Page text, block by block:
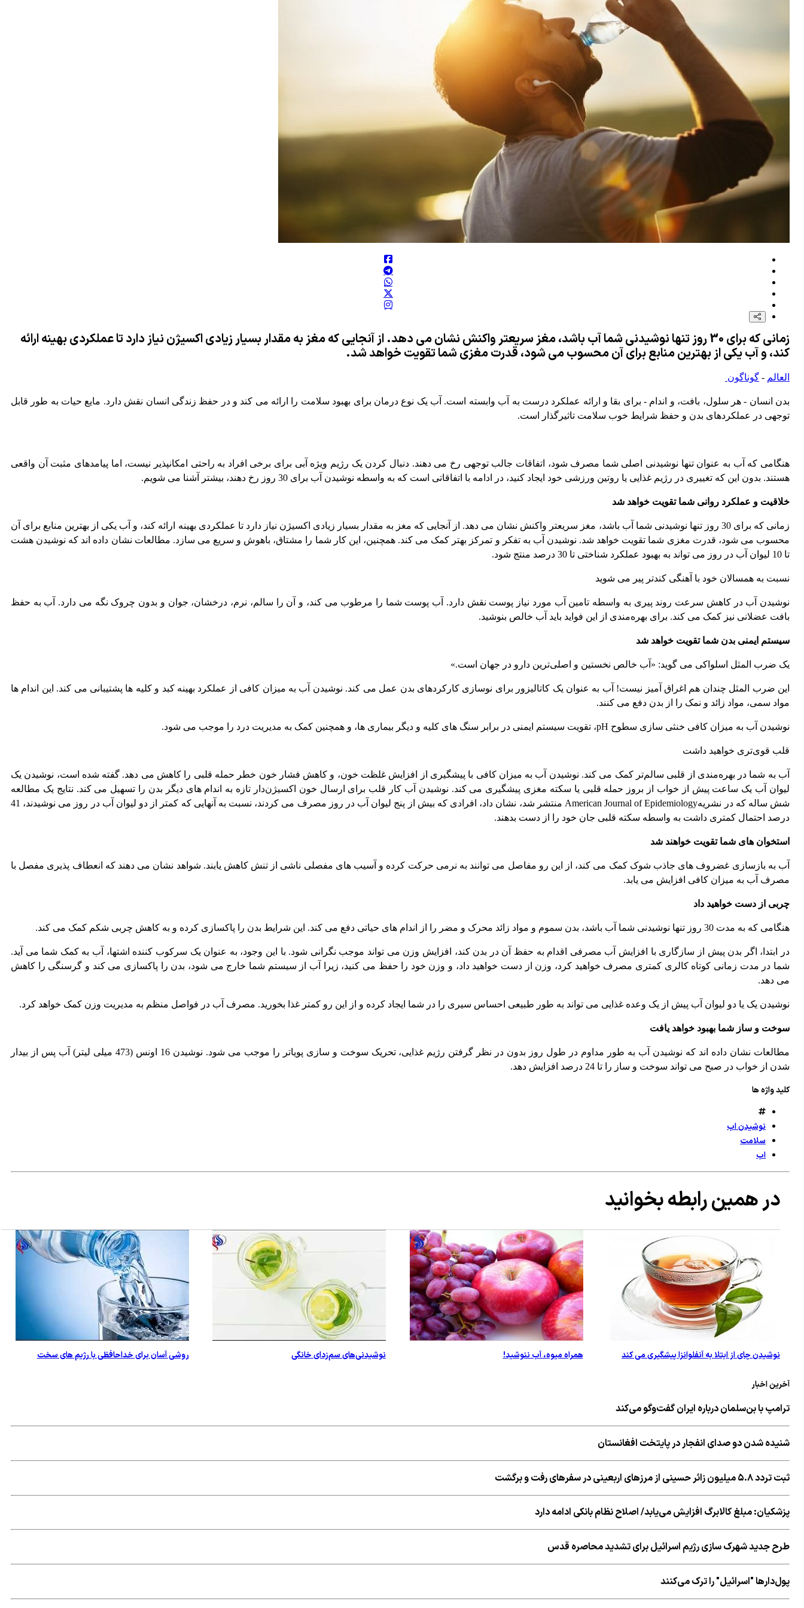
اعلام حمایت پاکستان از مذاکرات عمان درباره تنگه هرمز
زمانی که برای 30 روز تنها نوشیدنی شما آب باشد، مغز سریعتر واکنش نشان می دهد. از آنجایی که مغز به مقدار بسیار زیادی اکسیژن نیاز دارد تا عملکردی بهینه ارائه
کند، و آب یکی از بهترین منابع برای آن محسوب می شود، قدرت مغزی شما تقویت خواهد شد.
العالم - گوناگون
بدن انسان - هر سلول، بافت، و اندام - برای بقا و ارائه عملکرد درست به آب وابسته است. آب یک نوع درمان برای بهبود سلامت را ارائه می کند و در حفظ زندگی انسان نقش دارد. مایع حیات به طور قابل
توجهی در عملکردهای بدن و حفظ شرایط خوب سلامت تاثیرگذار است.
هنگامی که آب به عنوان تنها نوشیدنی اصلی شما مصرف شود، اتفاقات جالب توجهی رخ می دهند. دنبال کردن یک رژیم ویژه آبی برای برخی افراد به راحتی امکانپذیر نیست، اما پیامدهای مثبت آن واقعی
هستند. بدون این که تغییری در رژیم غذایی یا روتین ورزشی خود ایجاد کنید، در ادامه با اتفاقاتی است که به واسطه نوشیدن آب برای 30 روز رخ دهند، بیشتر آشنا می شویم.
خلاقیت و عملکرد روانی شما تقویت خواهد شد
زمانی که برای 30 روز تنها نوشیدنی شما آب باشد، مغز سریعتر واکنش نشان می دهد. از آنجایی که مغز به مقدار بسیار زیادی اکسیژن نیاز دارد تا عملکردی بهینه ارائه کند، و آب یکی از بهترین منابع برای آن
محسوب می شود، قدرت مغزی شما تقویت خواهد شد. نوشیدن آب به تفکر و تمرکز بهتر کمک می کند. همچنین، این کار شما را مشتاق، باهوش و سریع می سازد. مطالعات نشان داده اند که نوشیدن هشت
تا 10 لیوان آب در روز می تواند به بهبود عملکرد شناختی تا 30 درصد منتج شود.
نسبت به همسالان خود با آهنگی کندتر پیر می شوید
نوشیدن آب در کاهش سرعت روند پیری به واسطه تامین آب مورد نیاز پوست نقش دارد. آب پوست شما را مرطوب می کند، و آن را سالم، نرم، درخشان، جوان و بدون چروک نگه می دارد. آب به حفظ
بافت عضلانی نیز کمک می کند. برای بهره‌مندی از این فواید باید آب خالص بنوشید.
سیستم ایمنی بدن شما تقویت خواهد شد
یک ضرب المثل اسلواکی می گوید: «آب خالص نخستین و اصلی‌ترین دارو در جهان است.»
این ضرب المثل چندان هم اغراق آمیز نیست! آب به عنوان یک کاتالیزور برای نوسازی کارکردهای بدن عمل می کند. نوشیدن آب به میزان کافی از عملکرد بهینه کبد و کلیه ها پشتیبانی می کند. این اندام ها
مواد سمی، مواد زائد و نمک را از بدن دفع می کنند.
نوشیدن آب به میزان کافی خنثی سازی سطوح pH، تقویت سیستم ایمنی در برابر سنگ های کلیه و دیگر بیماری ها، و همچنین کمک به مدیریت درد را موجب می شود.
قلب قوی‌تری خواهید داشت
آب به شما در بهره‌مندی از قلبی سالم‌تر کمک می کند. نوشیدن آب به میزان کافی با پیشگیری از افزایش غلظت خون، و کاهش فشار خون خطر حمله قلبی را کاهش می دهد. گفته شده است، نوشیدن یک
لیوان آب یک ساعت پیش از خواب از بروز حمله قلبی یا سکته مغزی پیشگیری می کند. نوشیدن آب کار قلب برای ارسال خون اکسیژن‌دار تازه به اندام های دیگر بدن را تسهیل می کند. نتایج یک مطالعه
شش ساله که در نشریهAmerican Journal of Epidemiology منتشر شد، نشان داد، افرادی که بیش از پنج لیوان آب در روز مصرف می کردند، نسبت به آنهایی که کمتر از دو لیوان آب در روز می نوشیدند، 41
درصد احتمال کمتری داشت به واسطه سکته قلبی جان خود را از دست بدهند.
استخوان های شما تقویت خواهند شد
آب به بازسازی غضروف های جاذب شوک کمک می کند، از این رو مفاصل می توانند به نرمی حرکت کرده و آسیب های مفصلی ناشی از تنش کاهش یابند. شواهد نشان می دهند که انعطاف پذیری مفصل با
مصرف آب به میزان کافی افزایش می یابد.
چربی از دست خواهید داد
هنگامی که به مدت 30 روز تنها نوشیدنی شما آب باشد، بدن سموم و مواد زائد محرک و مضر را از اندام های حیاتی دفع می کند. این شرایط بدن را پاکسازی کرده و به کاهش چربی شکم کمک می کند.
در ابتدا، اگر بدن پیش از سازگاری با افزایش آب مصرفی اقدام به حفظ آن در بدن کند، افزایش وزن می تواند موجب نگرانی شود. با این وجود، به عنوان یک سرکوب کننده اشتها، آب به کمک شما می آید.
شما در مدت زمانی کوتاه کالری کمتری مصرف خواهید کرد، وزن از دست خواهید داد، و وزن خود را حفظ می کنید، زیرا آب از سیستم شما خارج می شود، بدن را پاکسازی می کند و گرسنگی را کاهش
می دهد.
نوشیدن یک یا دو لیوان آب پیش از یک وعده غذایی می تواند به طور طبیعی احساس سیری را در شما ایجاد کرده و از این رو کمتر غذا بخورید. مصرف آب در فواصل منظم به مدیریت وزن کمک خواهد کرد.
سوخت و ساز شما بهبود خواهد یافت
مطالعات نشان داده اند که نوشیدن آب به طور مداوم در طول روز بدون در نظر گرفتن رژیم غذایی، تحریک سوخت و سازی پویاتر را موجب می شود. نوشیدن 16 اونس (473 میلی لیتر) آب پس از بیدار
شدن از خواب در صبح می تواند سوخت و ساز را تا 24 درصد افزایش دهد.
کلید واژه ها
نوشیدن اب
سلامت
اب
در همین رابطه بخوانید
نوشیدن چای از ابتلا به آنفلوانزا پیشگیری می کند همراه میوه، آب ننوشید! نوشیدنی‌های سم‌زدای خانگی روشی آسان برای خداحافظی با رژیم های سخت
آخرین اخبار
ترامپ با بن‌سلمان درباره ایران گفت‌وگو می‌کند
شنیده شدن دو صدای انفجار در پایتخت افغانستان
ثبت تردد ۵.۸ میلیون زائر حسینی از مرزهای اربعینی در سفرهای رفت و برگشت
پزشکیان: مبلغ کالابرگ افزایش می‌یابد/ اصلاح نظام بانکی ادامه دارد
طرح جدید شهرک سازی رژیم اسرائیل برای تشدید محاصره قدس
پول‌دارها "اسرائیل" را ترک می‌کنند